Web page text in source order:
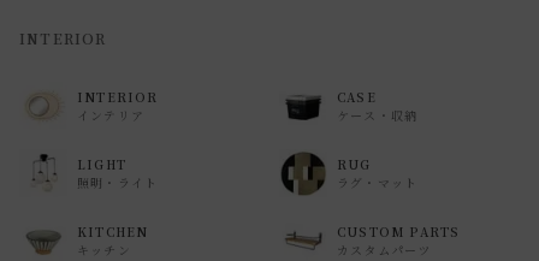
INTERIOR
INTERIOR
インテリア
CASE
ケース・収納
LIGHT
照明・ライト
RUG
ラグ・マット
KITCHEN
キッチン
CUSTOM PARTS
カスタムパーツ